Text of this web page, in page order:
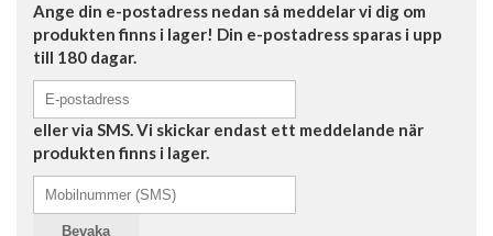
Ange din e-postadress nedan så meddelar vi dig om
produkten finns i lager! Din e-postadress sparas i upp
till 180 dagar.
eller via SMS. Vi skickar endast ett meddelande när
produkten finns i lager.
Bevaka